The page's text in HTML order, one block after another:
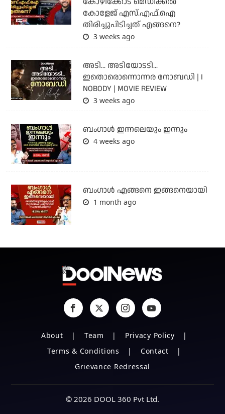
കോളേജ് എസ്.എഫ്.ഐ
തിരിച്ചുപിടിച്ചത് എങ്ങനെ?
3 weeks ago
അടി... അടിയോടടി...
ഇതൊരൊന്നൊന്നര നോബഡി | I
NOBODY | MOVIE REVIEW
3 weeks ago
ബംഗാള്‍ ഇന്നലെയും ഇന്നും
4 weeks ago
ബം​ഗാൾ എങ്ങനെ ഇങ്ങനെയായി
1 month ago
About Team
Privacy Policy
Terms & Conditions
Contact
Grievance Redressal
© 2026 DOOL 360 Pvt Ltd.